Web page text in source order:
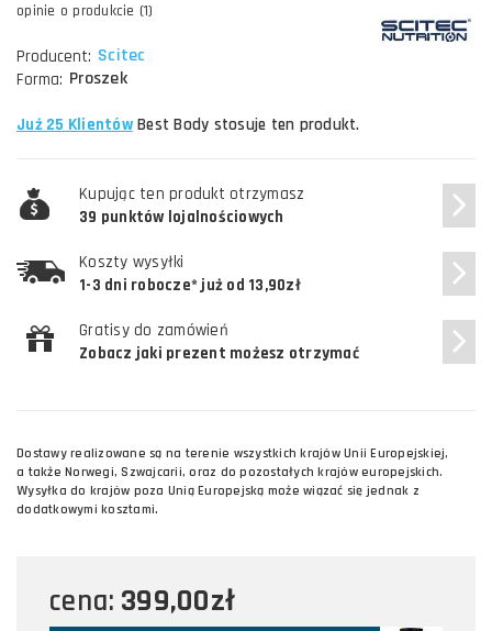
opinie o produkcie (1)
Producent: Scitec
Forma: Proszek
Już 25 KlientówBest Body stosuje ten produkt.
Kupując ten produkt otrzymasz
39 punktów lojalnościowych
Koszty wysyłki
1-3 dni robocze* już od 13,90zł
Gratisy do zamówień
Zobacz jaki prezent możesz otrzymać
Dostawy realizowane są na terenie wszystkich krajów Unii Europejskiej,
a także Norwegi, Szwajcarii, oraz do pozostałych krajów europejskich.
Wysyłka do krajów poza Unią Europejską może wiązać się jednak z
dodatkowymi kosztami.
cena: 399,00zł